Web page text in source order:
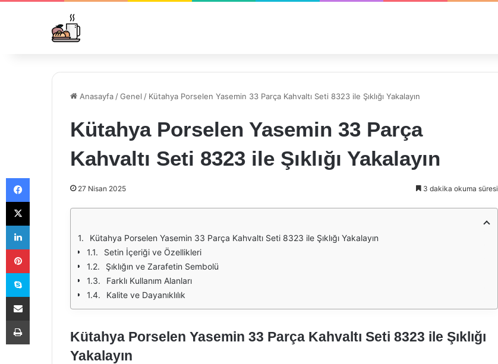
Anasayfa /Genel / Kütahya Porselen Yasemin 33 Parça Kahvaltı Seti 8323 ile Şıklığı Yakalayın
Kütahya Porselen Yasemin 33 Parça
Kahvaltı Seti 8323 ile Şıklığı Yakalayın
27 Nisan 2025 3 dakika okuma süresi
Kütahya Porselen Yasemin 33 Parça Kahvaltı Seti 8323 ile Şıklığı Yakalayın
Setin İçeriği ve Özellikleri
Şıklığın ve Zarafetin Sembolü
Farklı Kullanım Alanları
Kalite ve Dayanıklılık
Kütahya Porselen Yasemin 33 Parça Kahvaltı Seti 8323 ile Şıklığı
Yakalayın
Facebook
X
LinkedIn
Pinterest
Skype
E-Posta ile paylaş